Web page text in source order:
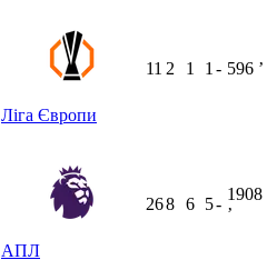
Ліга Європи
11 2 1 1 - 596 ʼ
АПЛ
268 6 5-
1908
ʼ